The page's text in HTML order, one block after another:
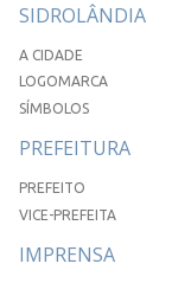
SIDROLÂNDIA
A CIDADE
LOGOMARCA
SÍMBOLOS
PREFEITURA
PREFEITO
VICE-PREFEITA
IMPRENSA